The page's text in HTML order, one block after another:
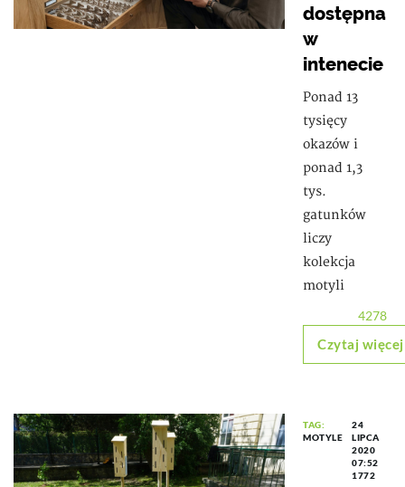
dostępna
w
intenecie
Ponad 13
tysięcy
okazów i
ponad 1,3
tys.
gatunków
liczy
kolekcja
motyli
4278
Czytaj więcej
TAG:
MOTYLE
24
LIPCA
2020
07:52
1772